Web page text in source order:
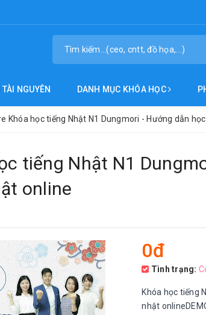
NGUYÊN DANH MỤC KHÓA HỌC
Khóa học tiếng Nhật N1 Dungmori - Hướng dẫn
tiếng Nhật N1
online
0đ
Tình trạng:
Khóa học tiếng
nhật